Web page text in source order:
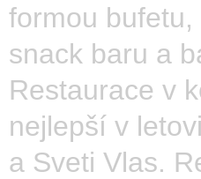
formou
snack baru a
Restaurace v
nejlepší v
a Sveti Vlas.